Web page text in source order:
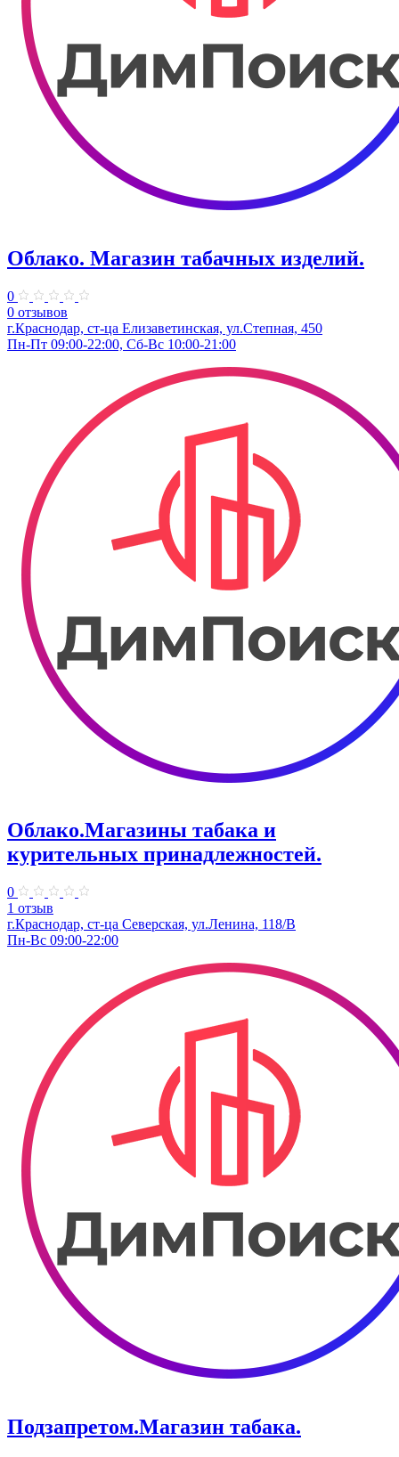
Облако. Магазин табачных изделий.
0
0 отзывов
г.Краснодар, ст-ца Елизаветинская, ул.Степная, 450
Пн-Пт 09:00-22:00, Сб-Вс 10:00-21:00
Облако.Магазины табака и
курительных принадлежностей.
0
1 отзыв
г.Краснодар, ст-ца Северская, ул.Ленина, 118/В
Пн-Вс 09:00-22:00
Подзапретом.Магазин табака.